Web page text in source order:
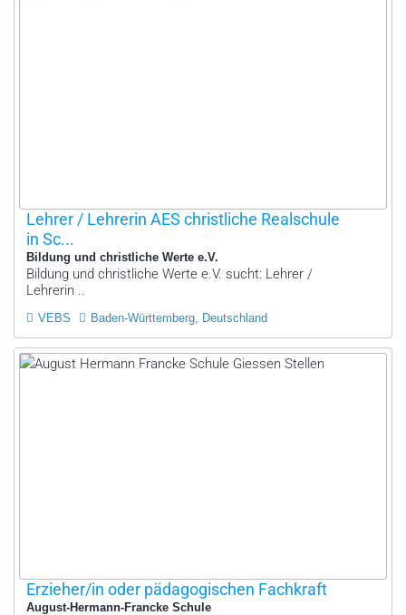
Lehrer / Lehrerin AES christliche Realschule
in Sc...
Bildung und christliche Werte e.V.
Bildung und christliche Werte e.V. sucht: Lehrer /
Lehrerin ..
VEBS Baden-Württemberg, Deutschland
Erzieher/in oder pädagogischen Fachkraft
August-Hermann-Francke Schule